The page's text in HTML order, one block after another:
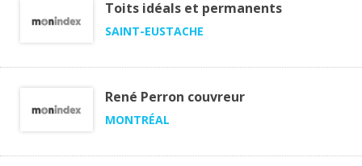
Toits idéals et permanents
SAINT-EUSTACHE
René Perron couvreur
MONTRÉAL